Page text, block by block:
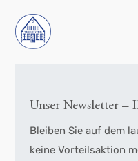
Unser Newsletter –
Bleiben Sie auf dem
keine Vorteilsaktion